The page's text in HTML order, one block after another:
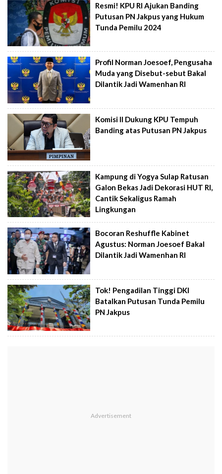
Resmi! KPU RI Ajukan Banding
Putusan PN Jakpus yang Hukum
Tunda Pemilu 2024
Profil Norman Joesoef, Pengusaha
Muda yang Disebut-sebut Bakal
Dilantik Jadi Wamenhan RI
Komisi II Dukung KPU Tempuh
Banding atas Putusan PN Jakpus
Kampung di Yogya Sulap Ratusan
Galon Bekas Jadi Dekorasi HUT RI,
Cantik Sekaligus Ramah
Lingkungan
Bocoran Reshuffle Kabinet
Agustus: Norman Joesoef Bakal
Dilantik Jadi Wamenhan RI
Tok! Pengadilan Tinggi DKI
Batalkan Putusan Tunda Pemilu
PN Jakpus